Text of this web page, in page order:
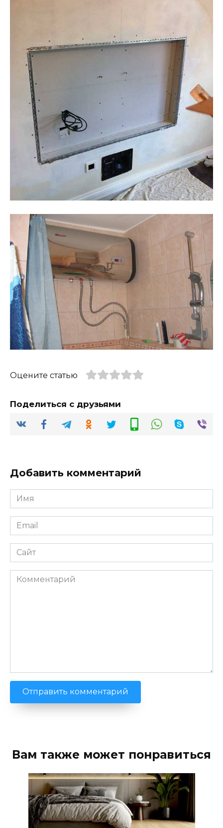
Оцените статью
Поделиться с друзьями
Добавить комментарий
Имя
*
Email
*
Сайт
Комментарий
Вам также может понравиться